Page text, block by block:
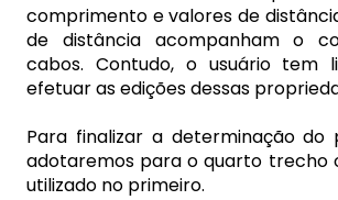
comprimento e valores de
de distância acompanham o
cabos. Contudo, o usuário tem
efetuar as edições dessas
Para finalizar a determinação do
adotaremos para o quarto trecho
utilizado no primeiro.